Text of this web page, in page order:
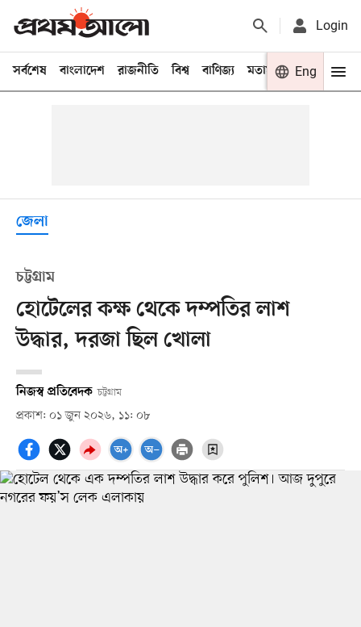
Login
সর্বশেষ বাংলাদেশ রাজনীতি বিশ্ব বাণিজ্য মতামত খেলা
Eng
জেলা
চট্টগ্রাম
হোটেলের কক্ষ থেকে দম্পতির লাশ
উদ্ধার, দরজা ছিল খোলা
নিজস্ব প্রতিবেদক চট্টগ্রাম
প্রকাশ: ০১ জুন ২০২৬, ১১: ০৮